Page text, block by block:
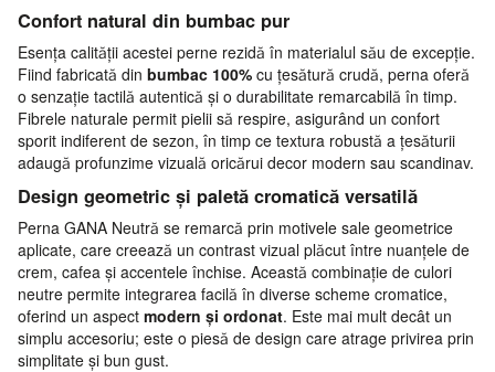
Confort natural din bumbac pur
Esența calității acestei perne rezidă în materialul său de excepție.
Fiind fabricată din bumbac 100% cu țesătură crudă, perna oferă
o senzație tactilă autentică și o durabilitate remarcabilă în timp.
Fibrele naturale permit pielii să respire, asigurând un confort
sporit indiferent de sezon, în timp ce textura robustă a țesăturii
adaugă profunzime vizuală oricărui decor modern sau scandinav.
Design geometric și paletă cromatică versatilă
Perna GANA Neutră se remarcă prin motivele sale geometrice
aplicate, care creează un contrast vizual plăcut între nuanțele de
crem, cafea și accentele închise. Această combinație de culori
neutre permite integrarea facilă în diverse scheme cromatice,
oferind un aspect modern și ordonat. Este mai mult decât un
simplu accesoriu; este o piesă de design care atrage privirea prin
simplitate și bun gust.